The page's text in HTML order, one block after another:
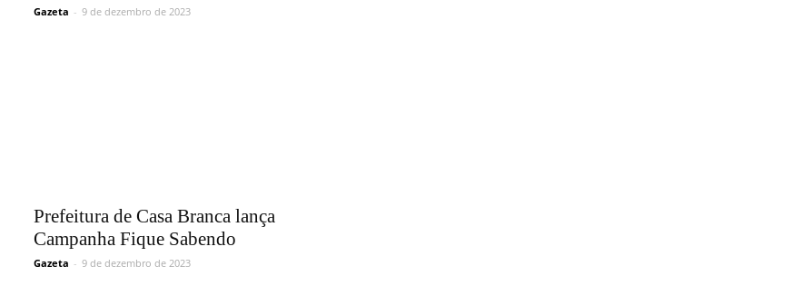
Gazeta - 9 de dezembro de 2023
Prefeitura de Casa Branca lança
Campanha Fique Sabendo
Gazeta - 9 de dezembro de 2023